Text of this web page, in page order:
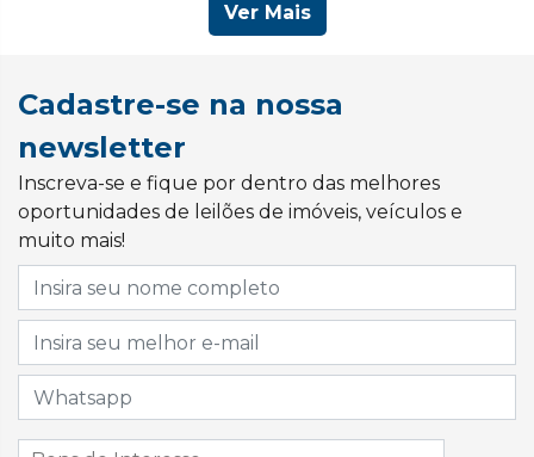
Ver Mais
Cadastre-se na nossa
newsletter
Inscreva-se e fique por dentro das melhores
oportunidades de leilões de imóveis, veículos e
muito mais!